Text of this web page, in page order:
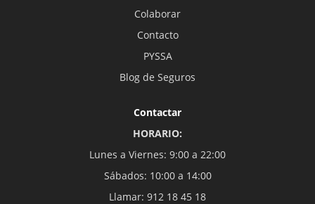
Colaborar
Contacto
PYSSA
Blog de Seguros
Contactar
HORARIO:
Lunes a Viernes: 9:00 a 22:00
Sábados: 10:00 a 14:00
Llamar: 912 18 45 18